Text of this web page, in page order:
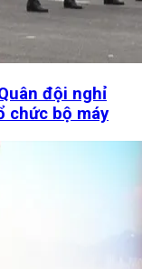
đội nghỉ
chức bộ máy